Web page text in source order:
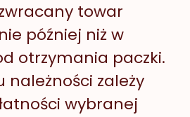
towar
później niż w
otrzymania paczki.
należności zależy
wybranej